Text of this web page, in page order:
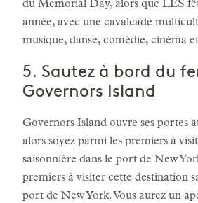
du Memorial Day, alors que LES
année, avec une cavalcade
musique, danse, comédie, cinéma
5. Sautez à bord du
Governors Island
Governors Island ouvre ses portes
alors soyez parmi les premiers à
saisonnière dans le port de New
premiers à visiter cette destination
port de New York. Vous aurez un